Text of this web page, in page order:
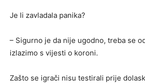
Je li zavladala panika?
– Sigurno je da nije ugodno, treba se
izlazimo s vijesti o koroni.
Zašto se igrači nisu testirali prije